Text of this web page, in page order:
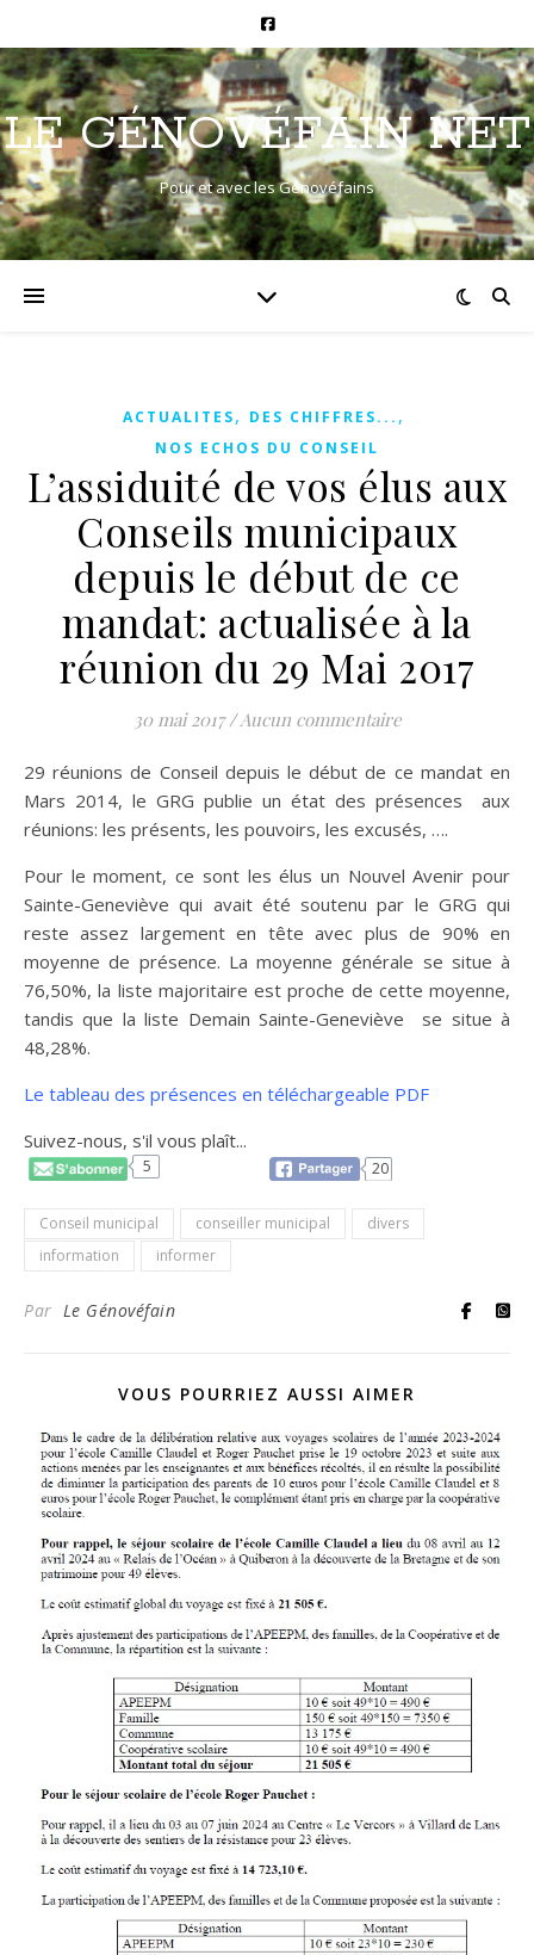
LE GÉNOVÉFAIN NET
Pour et avec les Génovéfains
ACTUALITES, DES CHIFFRES... ,
NOS ECHOS DU CONSEIL
L’assiduité de vos élus aux
Conseils municipaux
depuis le début de ce
mandat: actualisée à la
réunion du 29 Mai 2017
30 mai 2017 /Aucun commentaire
29 réunions de Conseil depuis le début de ce mandat en
Mars 2014, le GRG publie un état des présences aux
réunions: les présents, les pouvoirs, les excusés, ….
Pour le moment, ce sont les élus un Nouvel Avenir pour
Sainte-Geneviève qui avait été soutenu par le GRG qui
reste assez largement en tête avec plus de 90% en
moyenne de présence. La moyenne générale se situe à
76,50%, la liste majoritaire est proche de cette moyenne,
tandis que la liste Demain Sainte-Geneviève se situe à
48,28%.
Le tableau des présences en téléchargeable PDF
Suivez-nous, s'il vous plaît...
5 20
Conseil municipal conseiller municipal
divers
information
informer
Par Le Génovéfain
VOUS POURRIEZ AUSSI AIMER